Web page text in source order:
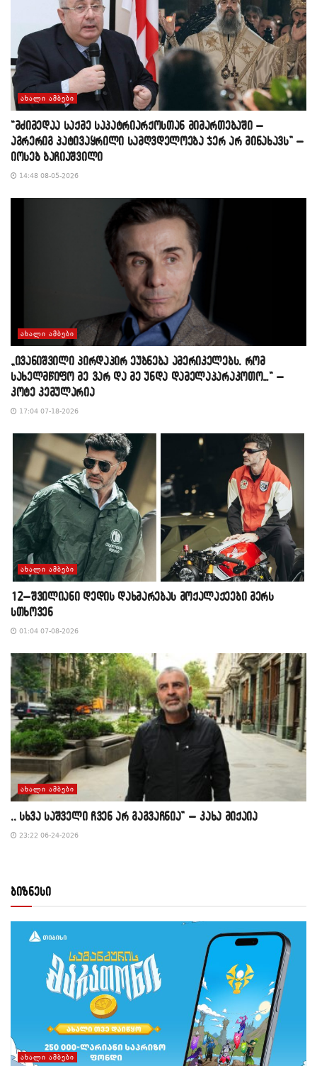
ᲐᲮᲐᲚᲘ ᲐᲛᲑᲔᲑᲘ
“მძიმედაა საქმე საპატრიარქოსთან მიმართებაში –
აგრერიგ პატივაყრილი სამღვდელოება ჯერ არ მინახავს” –
იოსებ ბაჩიაშვილი
14:48 08-05-2026
ᲐᲮᲐᲚᲘ ᲐᲛᲑᲔᲑᲘ
„ივანიშვილი პირდაპირ ეუბნება ამერიკელებს, რომ
სახელმწიფო მე ვარ და მე უნდა დამელაპარაკოთო…“ –
კოტე კემულარია
17:04 07-18-2026
ᲐᲮᲐᲚᲘ ᲐᲛᲑᲔᲑᲘ
12–შვილიანი დედის დახმარებას მოქალაქეები მერს
სთხოვენ
01:04 07-08-2026
ᲐᲮᲐᲚᲘ ᲐᲛᲑᲔᲑᲘ
,, სხვა საშველი ჩვენ არ გაგვაჩნია” – კახა მიქაია
23:22 06-24-2026
ბიზნესი
ᲐᲮᲐᲚᲘ ᲐᲛᲑᲔᲑᲘ